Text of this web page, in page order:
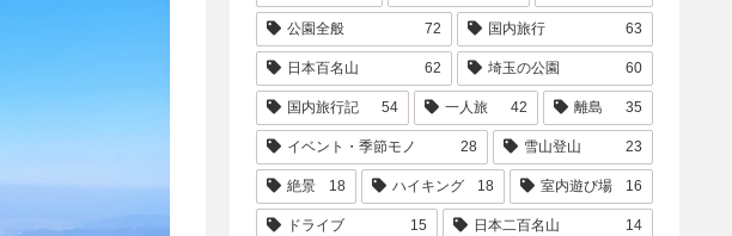
公園全般 72 国内旅行 63
日本百名山 62 埼玉の公園 60
国内旅行記 54 一人旅 42 離島 35
イベント・季節モノ 28 雪山登山 23
絶景 18 ハイキング 18 室内遊び場 16
ドライブ 15 日本二百名山 14